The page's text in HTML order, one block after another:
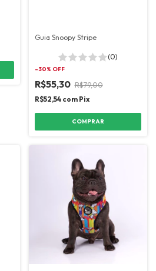
Guia Snoopy Stripe
(0)
-30% OFF
R$55,30 R$79,00
R$52,54 com Pix
COMPRAR